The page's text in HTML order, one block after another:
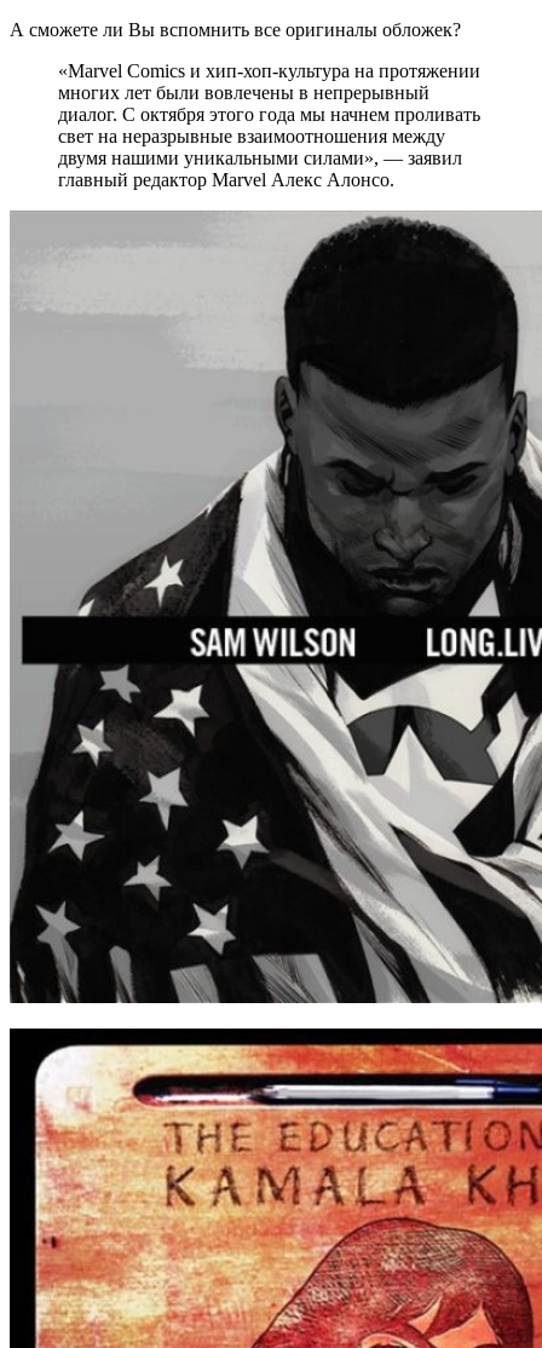
А сможете ли Вы вспомнить все оригиналы обложек?
«Marvel Comics и хип-хоп-культура на протяжении
многих лет были вовлечены в непрерывный
диалог. C октября этого года мы начнем проливать
свет на неразрывные взаимоотношения между
двумя нашими уникальными силами», — заявил
главный редактор Marvel Алекс Алонсо.